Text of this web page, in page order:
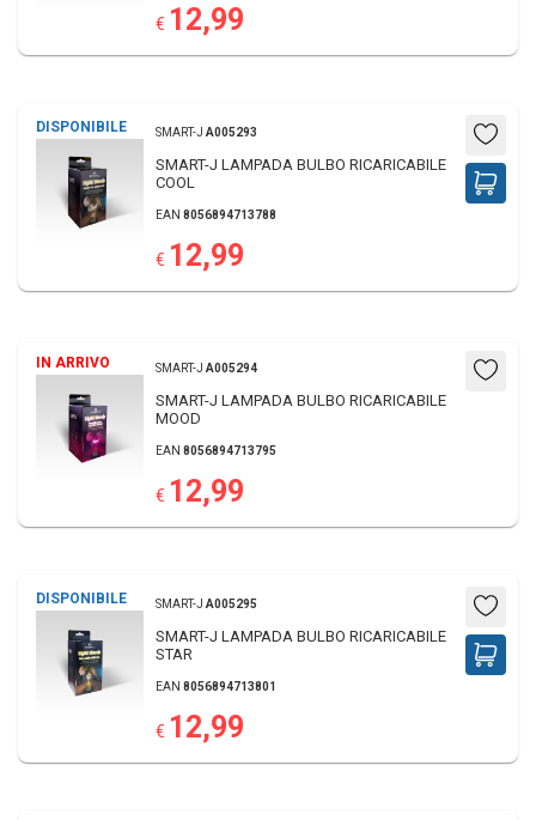
€ 12,99
DISPONIBILE SMART-J A005293
SMART-J LAMPADA BULBO RICARICABILE
COOL
EAN 8056894713788
€ 12,99
IN ARRIVO SMART-J A005294
SMART-J LAMPADA BULBO RICARICABILE
MOOD
EAN 8056894713795
€ 12,99
DISPONIBILE SMART-J A005295
SMART-J LAMPADA BULBO RICARICABILE
STAR
EAN 8056894713801
€ 12,99